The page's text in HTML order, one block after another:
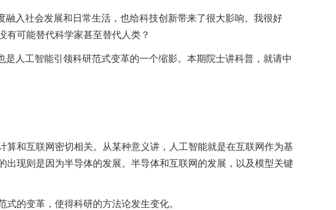
入社会发展和日常生活，也给科技创新带来了很大影响。我很好
有可能替代科学家甚至替代人类？
人工智能引领科研范式变革的一个缩影。本期院士讲科普，就请中
和互联网密切相关。从某种意义讲，人工智能就是在互联网作为基
现则是因为半导体的发展。半导体和互联网的发展，以及模型关键
的变革，使得科研的方法论发生变化。